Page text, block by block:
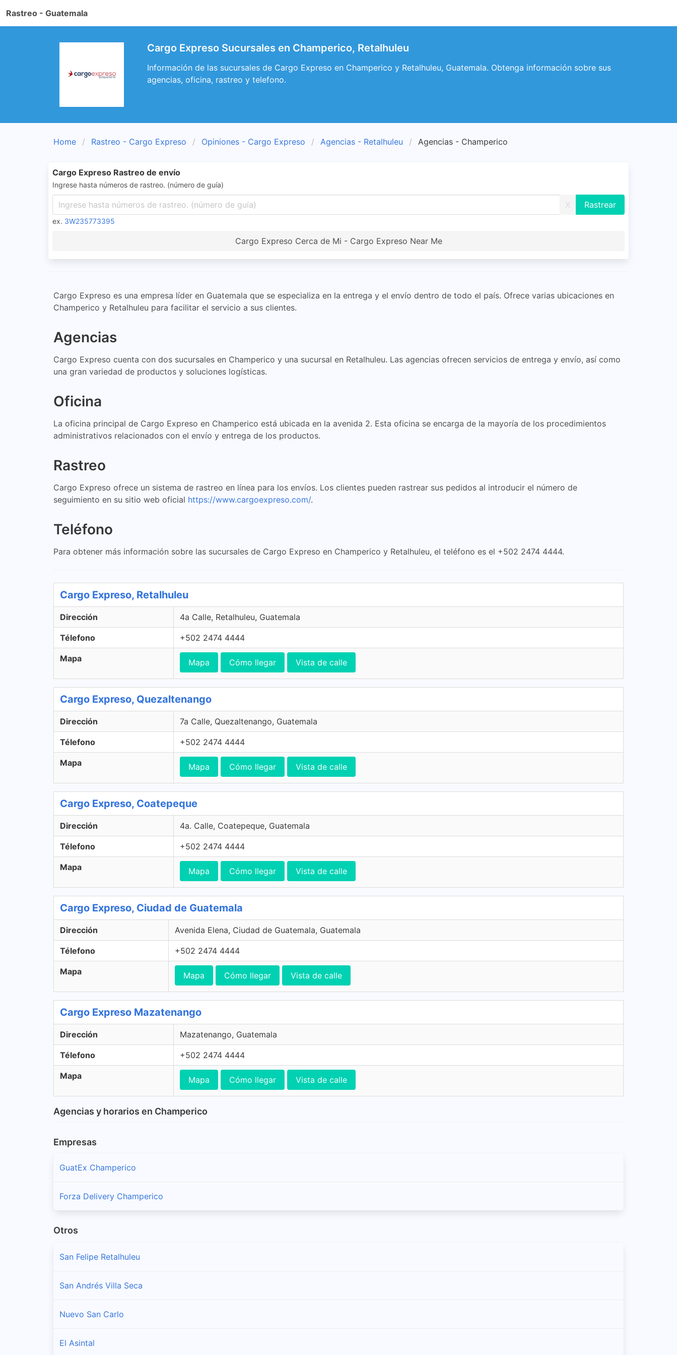
Rastreo - Guatemala
Cargo Expreso Sucursales en Champerico, Retalhuleu
Información de las sucursales de Cargo Expreso en Champerico y Retalhuleu, Guatemala. Obtenga información sobre sus
agencias, oficina, rastreo y telefono.
Home Rastreo - Cargo Expreso Opiniones - Cargo Expreso Agencias - Retalhuleu Agencias - Champerico
Cargo Expreso Rastreo de envío
Ingrese hasta números de rastreo. (número de guía)
X
ex. 3W235773395
Cargo Expreso Cerca de Mi - Cargo Expreso Near Me
Cargo Expreso es una empresa líder en Guatemala que se especializa en la entrega y el envío dentro de todo el país. Ofrece varias ubicaciones en
Champerico y Retalhuleu para facilitar el servicio a sus clientes.
Agencias
Cargo Expreso cuenta con dos sucursales en Champerico y una sucursal en Retalhuleu. Las agencias ofrecen servicios de entrega y envío, así como
una gran variedad de productos y soluciones logísticas.
Oficina
La oficina principal de Cargo Expreso en Champerico está ubicada en la avenida 2. Esta oficina se encarga de la mayoría de los procedimientos
administrativos relacionados con el envío y entrega de los productos.
Rastreo
Cargo Expreso ofrece un sistema de rastreo en línea para los envíos. Los clientes pueden rastrear sus pedidos al introducir el número de
seguimiento en su sitio web oficial https://www.cargoexpreso.com/.
Teléfono
Para obtener más información sobre las sucursales de Cargo Expreso en Champerico y Retalhuleu, el teléfono es el +502 2474 4444.
Cargo Expreso, Retalhuleu
Dirección 4a Calle, Retalhuleu, Guatemala
Télefono +502 2474 4444
Mapa Mapa Cómo llegar Vista de calle
Cargo Expreso, Quezaltenango
Dirección 7a Calle, Quezaltenango, Guatemala
Télefono +502 2474 4444
Mapa Mapa Cómo llegar Vista de calle
Cargo Expreso, Coatepeque
Dirección 4a. Calle, Coatepeque, Guatemala
Télefono +502 2474 4444
Mapa Mapa Cómo llegar Vista de calle
Cargo Expreso, Ciudad de Guatemala
Dirección Avenida Elena, Ciudad de Guatemala, Guatemala
Télefono +502 2474 4444
Mapa Mapa Cómo llegar Vista de calle
Cargo Expreso Mazatenango
Dirección Mazatenango, Guatemala
Télefono +502 2474 4444
Mapa Mapa Cómo llegar Vista de calle
Agencias y horarios en Champerico
Empresas
GuatEx Champerico
Forza Delivery Champerico
Otros
San Felipe Retalhuleu
San Andrés Villa Seca
Nuevo San Carlo
El Asintal